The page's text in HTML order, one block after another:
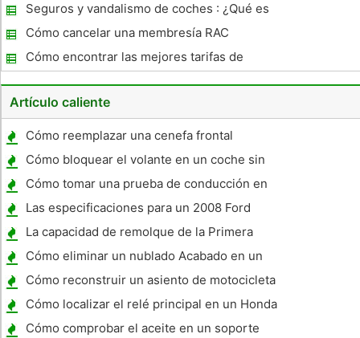
Seguros y vandalismo de coches : ¿Qué es
un Reclamo Fault
Cómo cancelar una membresía RAC
Cómo encontrar las mejores tarifas de
seguro de automóvil en Oregon
Artículo caliente
Cómo reemplazar una cenefa frontal
inferior de la S - 10
Cómo bloquear el volante en un coche sin
herramientas especiales
Cómo tomar una prueba de conducción en
un coche nuevo
Las especificaciones para un 2008 Ford
F150
La capacidad de remolque de la Primera
Generación Jeep Libertad
Cómo eliminar un nublado Acabado en un
parabrisas
Cómo reconstruir un asiento de motocicleta
Cómo localizar el relé principal en un Honda
Civic 1994
Cómo comprobar el aceite en un soporte